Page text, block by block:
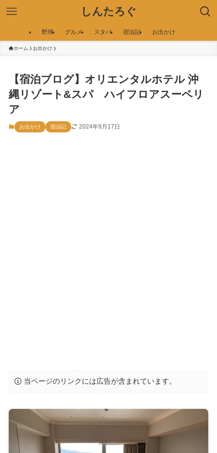
しんたろぐ
野球 グルメ スタバ 宿泊記 お出かけ
ホーム お出かけ
【宿泊ブログ】オリエンタルホテル 沖
縄リゾート&スパ ハイフロアスーペリ
ア
お出かけ 宿泊記 2024年9月17日
当ページのリンクには広告が含まれています。